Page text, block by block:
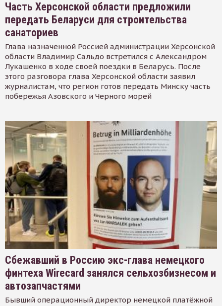
Часть Херсонской области предложили
передать Беларуси для строительства
санаториев
Глава назначенной Россией администрации Херсонской
области Владимир Сальдо встретился с Александром
Лукашенко в ходе своей поездки в Беларусь. После
этого разговора глава Херсонской области заявил
журналистам, что регион готов передать Минску часть
побережья Азовского и Черного морей
Сбежавший в Россию экс-глава немецкого
финтеха Wirecard занялся сельхозбизнесом и
автозапчастями
Бывший операционный директор немецкой платёжной